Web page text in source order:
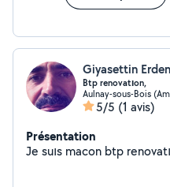
Giyasettin
Btp renovatıon,
Aulnay-sous-Bois
5/5 (1 avis)
Présentation
Je suıs macon btp